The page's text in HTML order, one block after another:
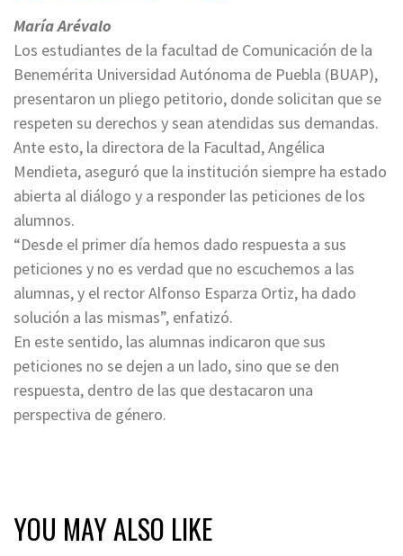
María Arévalo
Los estudiantes de la facultad de Comunicación de la
Benemérita Universidad Autónoma de Puebla (BUAP),
presentaron un pliego petitorio, donde solicitan que se
respeten su derechos y sean atendidas sus demandas.
Ante esto, la directora de la Facultad, Angélica
Mendieta, aseguró que la institución siempre ha estado
abierta al diálogo y a responder las peticiones de los
alumnos.
“Desde el primer día hemos dado respuesta a sus
peticiones y no es verdad que no escuchemos a las
alumnas, y el rector Alfonso Esparza Ortiz, ha dado
solución a las mismas”, enfatizó.
En este sentido, las alumnas indicaron que sus
peticiones no se dejen a un lado, sino que se den
respuesta, dentro de las que destacaron una
perspectiva de género.
YOU MAY ALSO LIKE